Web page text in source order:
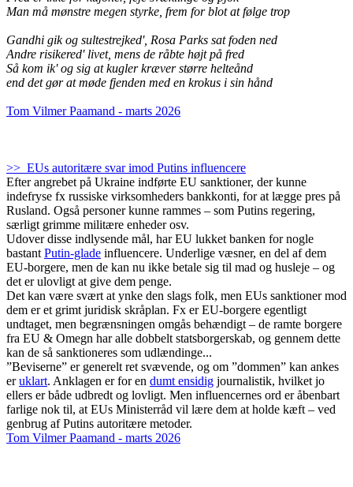
Man må mønstre megen styrke, frem for blot at følge trop
Gandhi gik og sultestrejked', Rosa Parks sat foden ned
Andre risikered' livet, mens de råbte højt på fred
Så kom ik' og sig at kugler kræver større helteånd
end det gør at møde fjenden med en krokus i sin hånd
Tom Vilmer Paamand - marts 2026
>> EUs autoritære svar imod Putins influencere
Efter angrebet på Ukraine indførte EU sanktioner, der kunne
indefryse fx russiske virksomheders bankkonti, for at lægge pres på
Rusland. Også personer kunne rammes – som Putins regering,
særligt grimme militære enheder osv.
Udover disse indlysende mål, har EU lukket banken for nogle
bastant Putin-glade influencere. Underlige væsner, en del af dem
EU-borgere, men de kan nu ikke betale sig til mad og husleje – og
det er ulovligt at give dem penge.
Det kan være svært at ynke den slags folk, men EUs sanktioner mod
dem er et grimt juridisk skråplan. Fx er EU-borgere egentligt
undtaget, men begrænsningen omgås behændigt – de ramte borgere
fra EU & Omegn har alle dobbelt statsborgerskab, og gennem dette
kan de så sanktioneres som udlændinge...
”Beviserne” er generelt ret svævende, og om ”dommen” kan ankes
eruklart. Anklagen er for en dumt ensidig journalistik, hvilket jo
ellers er både udbredt og lovligt. Men influencernes ord er åbenbart
farlige nok til, at EUs Ministerråd vil lære dem at holde kæft – ved
genbrug af Putins autoritære metoder.
Tom Vilmer Paamand - marts 2026